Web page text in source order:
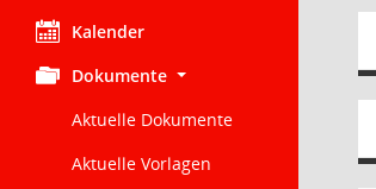
Kalender
Dokumente
Aktuelle Dokumente
Aktuelle Vorlagen